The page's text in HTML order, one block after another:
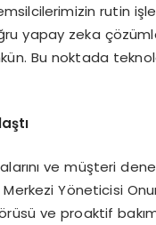
rutin
yapay zeka
Bu noktada
ve müşteri
Yöneticisi Onur
ve proaktif